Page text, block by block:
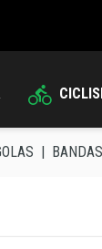
BANDAS